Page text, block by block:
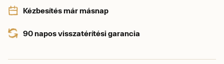
Kézbesítés már másnap
90 napos visszatérítési garancia